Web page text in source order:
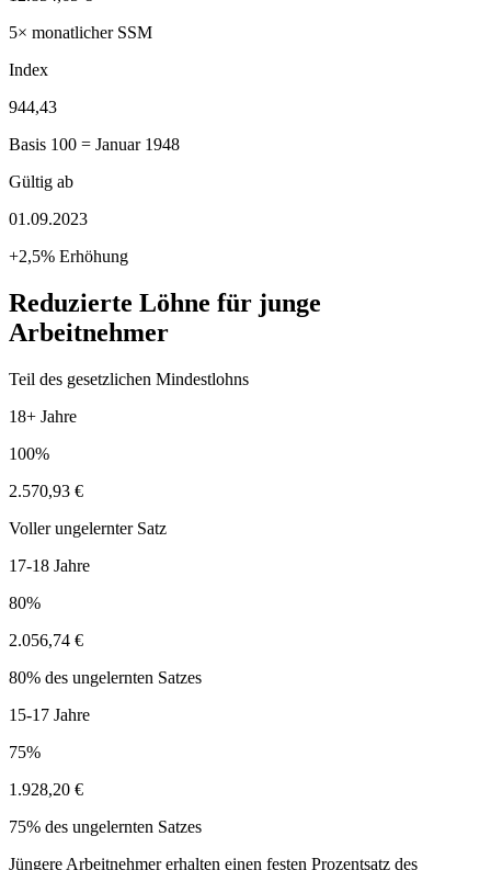
5× monatlicher SSM
Index
944,43
Basis 100 = Januar 1948
Gültig ab
01.09.2023
+2,5% Erhöhung
Reduzierte Löhne für junge
Arbeitnehmer
Teil des gesetzlichen Mindestlohns
18+ Jahre
100%
2.570,93 €
Voller ungelernter Satz
17-18 Jahre
80%
2.056,74 €
80% des ungelernten Satzes
15-17 Jahre
75%
1.928,20 €
75% des ungelernten Satzes
Jüngere Arbeitnehmer erhalten einen festen Prozentsatz des